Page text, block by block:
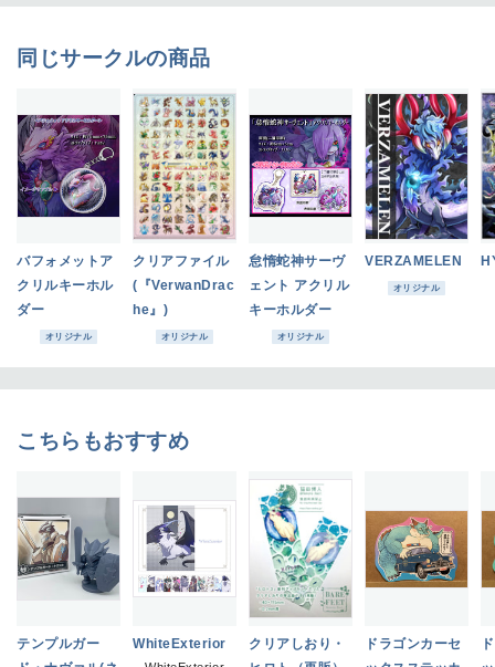
同じサークルの商品
バフォメットア
クリルキーホル
ダー
オリジナル
クリアファイル
(『VerwanDrac
he』)
オリジナル
怠惰蛇神サーヴ
ェント アクリル
キーホルダー
オリジナル
VERZAMELEN
オリジナル
こちらもおすすめ
テンプルガー
WhiteExterior
クリアしおり・
ドラゴンカーセ